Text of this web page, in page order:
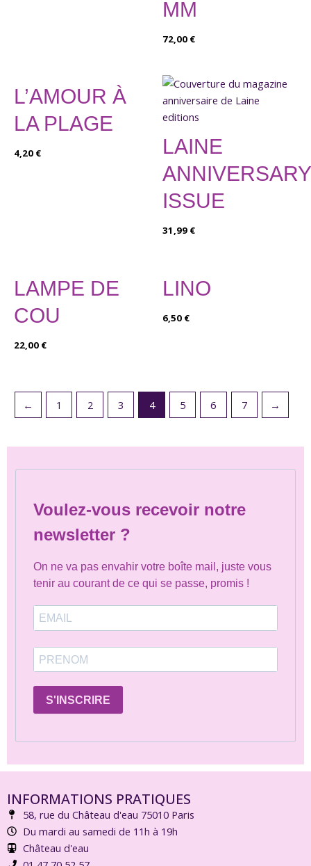
MM
72,00 €
L’AMOUR À
LA PLAGE
4,20 €
LAINE
ANNIVERSARY
ISSUE
31,99 €
LAMPE DE
COU
22,00 €
LINO
6,50 €
← 1 2 3 4 5 6 7 →
Voulez-vous recevoir notre
newsletter ?
On ne va pas envahir votre boîte mail, juste vous
tenir au courant de ce qui se passe, promis !
S'INSCRIRE
INFORMATIONS PRATIQUES
58, rue du Château d'eau 75010 Paris
Du mardi au samedi de 11h à 19h
Château d'eau